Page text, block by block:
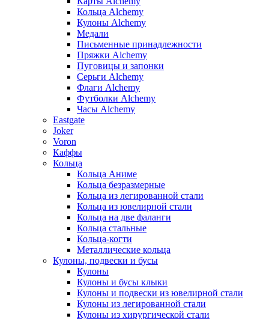
Кольца Alchemy
Кулоны Alchemy
Медали
Письменные принадлежности
Пряжки Alchemy
Пуговицы и запонки
Серьги Alchemy
Флаги Alchemy
Футболки Alchemy
Часы Alchemy
Eastgate
Joker
Voron
Каффы
Кольца
Кольца Аниме
Кольца безразмерные
Кольца из легированной стали
Кольца из ювелирной стали
Кольца на две фаланги
Кольца стальные
Кольца-когти
Металлические кольца
Кулоны, подвески и бусы
Кулоны
Кулоны и бусы клыки
Кулоны и подвески из ювелирной стали
Кулоны из легированной стали
Кулоны из хирургической стали